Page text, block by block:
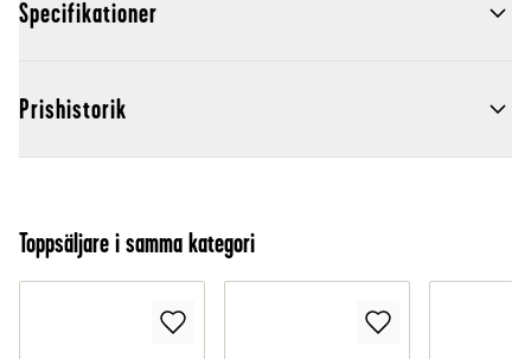
Specifikationer
Prishistorik
Toppsäljare i samma kategori